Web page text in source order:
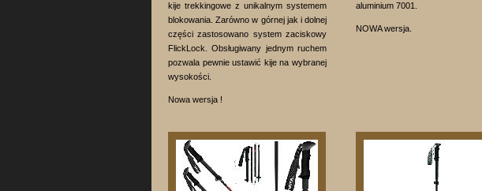
kije trekkingowe z unikalnym systemem
blokowania. Zarówno w górnej jak i dolnej
części zastosowano system zaciskowy
FlickLock. Obsługiwany jednym ruchem
pozwala pewnie ustawić kije na wybranej
wysokości.
Nowa wersja !
aluminium 7001.
NOWA wersja.